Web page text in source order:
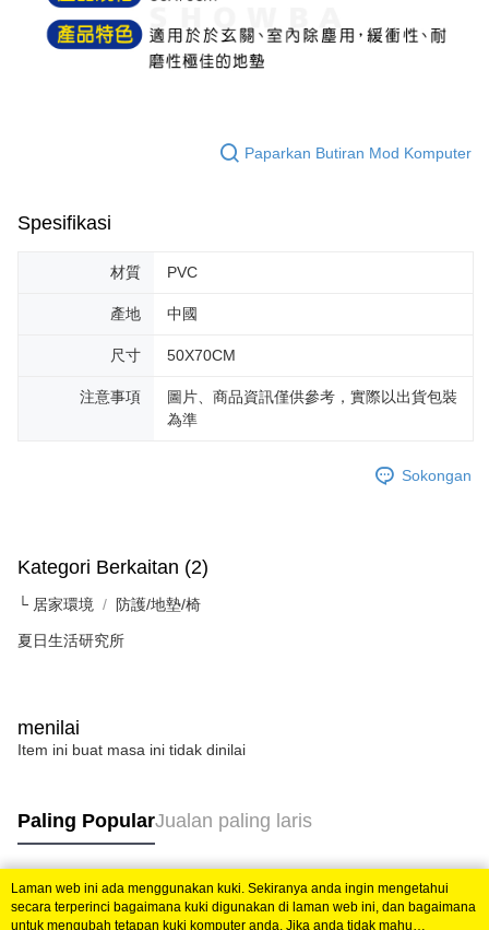
Sila ambil perhatian bahawa tempoh pembayaran adalah 14 hari. Walau
bagaimanapun, bagi mereka yang telah memuat turun Aplikasi AFTEE
dan mendaftar sebagai ahli AFTEE boleh menikmati tempoh pembayaran
boleh melanjutkan tempoh pembayaran anda sebelum anda menerima
pesanan. Walau bagaimanapun, tiada jaminan bahawa anda boleh
lama untuk dihantar). Oleh itu, anda dikehendaki membuat pembayaran
Kedua, Sekatan Pembayaran
1. Jumlah yang diperakui untuk pengguna kali pertama boleh sehingga
NT$10,000. Amaun diperakui sebenar yang diluluskan akan berdasarkan
keputusan pensijilan dan semakan oleh AFTEE.
2. Amaun perbelanjaan minimum mestilah lebih besar daripada NT$20.
Ketiga, Syarat Perkhidmatan
akan menggunakan data peribadi yang dikumpul (termasuk nama
(https://aftee.tw/privacypolicy/) untuk maklumat lanjut.
Jumlah yang diperakui untuk pengguna kali pertama yang lulus
pembayaran dalam tempoh tersebut, yuran pembayaran lewat sebanyak
Sila hubungi NP Taiwan Inc. di
mempunyai sebarang kebimbangan mengenai pemprosesan dan
oleh AFTEE, sila jangan gunakan perkhidmatan ini.
7-11取貨付款
NT$60/pesanan | Penghantaran percuma untuk pesanan
NT$60/pesanan | Penghantaran percuma untuk pesanan
宅配
NT$899 atau lebih
Paparkan Butiran Mod Komputer
Spesifikasi
材質 PVC
產地 中國
尺寸 50X70CM
注意事項
圖片、商品資訊僅供參考，實際以出貨包裝
為準
Sokongan
Kategori Berkaitan (2)
└ 居家環境 防護/地墊/椅
夏日生活研究所
menilai
Item ini buat masa ini tidak dinilai
Paling PopularJualan paling laris
Tag Popular
Laman web ini ada menggunakan kuki. Sekiranya anda ingin mengetahui
secara terperinci bagaimana kuki digunakan di laman web ini, dan bagaimana
untuk mengubah tetapan kuki komputer anda. Jika anda tidak mahu